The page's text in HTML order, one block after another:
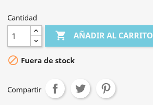
Cantidad
 AÑADIR AL CARRITO
 Fuera de stock
Compartir